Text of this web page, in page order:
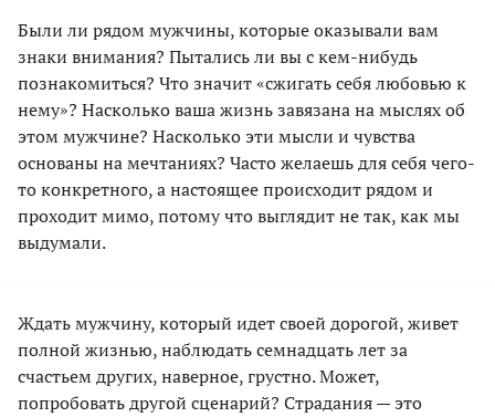
Были ли рядом мужчины, которые оказывали вам
знаки внимания? Пытались ли вы с кем-нибудь
познакомиться? Что значит «сжигать себя любовью к
нему»? Насколько ваша жизнь завязана на мыслях об
этом мужчине? Насколько эти мысли и чувства
основаны на мечтаниях? Часто желаешь для себя чего-
то конкретного, а настоящее происходит рядом и
проходит мимо, потому что выглядит не так, как мы
выдумали.
Ждать мужчину, который идет своей дорогой, живет
полной жизнью, наблюдать семнадцать лет за
счастьем других, наверное, грустно. Может,
попробовать другой сценарий? Страдания — это